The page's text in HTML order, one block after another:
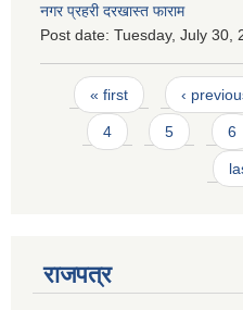
नगर प्रहरी दरखास्त फाराम
Post date: Tuesday, July 30,
Pages
« first ‹
4 5 6
राजपत्र